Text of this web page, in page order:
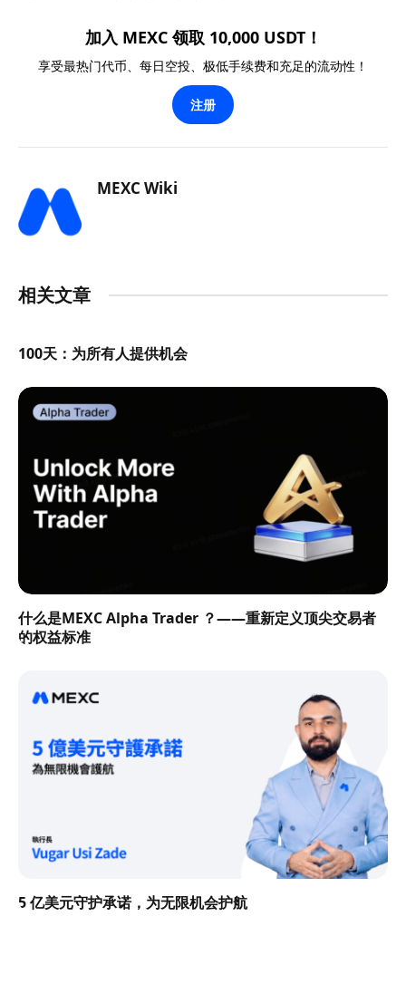
加入 MEXC 领取 10,000 USDT！
享受最热门代币、每日空投、极低手续费和充足的流动性！
注册
MEXC Wiki
相关文章
100天：为所有人提供机会
什么是MEXC Alpha Trader ？——重新定义顶尖交易者
的权益标准
5 亿美元守护承诺，为无限机会护航